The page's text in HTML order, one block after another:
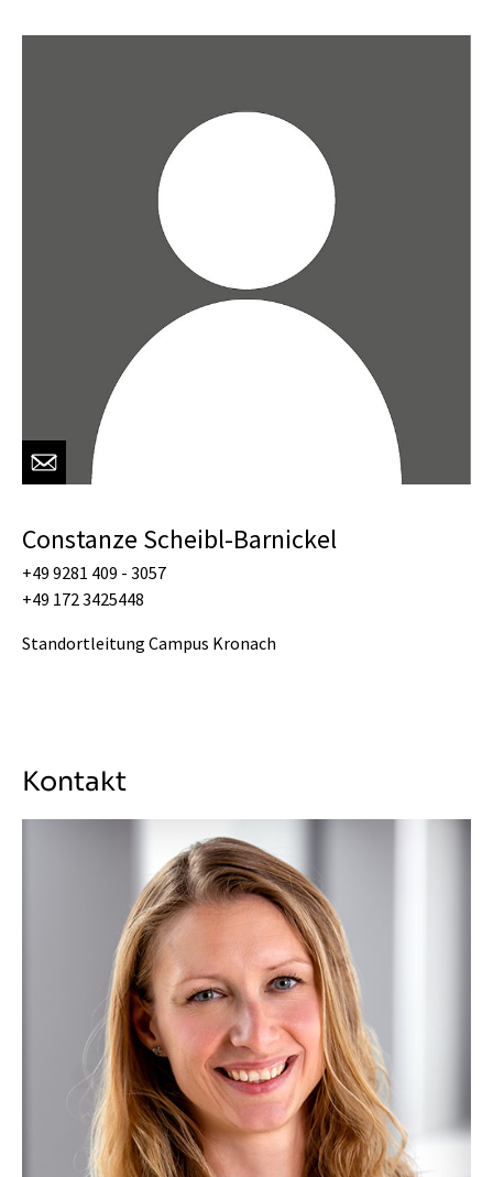
Constanze Scheibl-Barnickel
+49 9281 409 - 3057
+49 172 3425448
Standortleitung Campus Kronach
Kontakt